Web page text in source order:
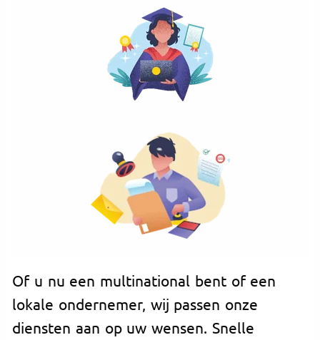
Of u nu een multinational bent of een
lokale ondernemer, wij passen onze
diensten aan op uw wensen. Snelle